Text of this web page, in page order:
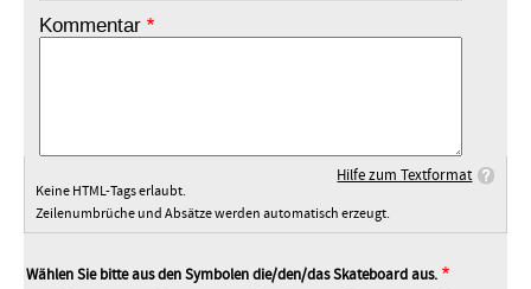
Kommentar
Hilfe zum Textformat
Keine HTML-Tags erlaubt.
Zeilenumbrüche und Absätze werden automatisch erzeugt.
Wählen Sie bitte aus den Symbolen die/den/das Skateboard aus.